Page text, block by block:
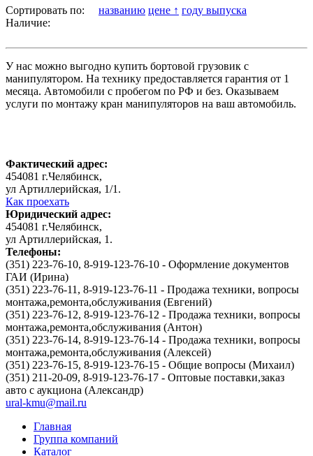
Сортировать по: названию цене ↑ году выпуска
Наличие:
У нас можно выгодно купить бортовой грузовик с
манипулятором. На технику предоставляется гарантия от 1
месяца. Автомобили с пробегом по РФ и без. Оказываем
услуги по монтажу кран манипуляторов на ваш автомобиль.
Фактический адрес:
454081 г.Челябинск,
ул Артиллерийская, 1/1 .
Как проехать
Юридический адрес:
454081 г.Челябинск,
ул Артиллерийская, 1 .
Телефоны:
(351) 223-76-10, 8-919-123-76-10 - Оформление документов
ГАИ (Ирина)
(351) 223-76-11, 8-919-123-76-11 - Продажа техники, вопросы
монтажа,ремонта,обслуживания (Евгений)
(351) 223-76-12, 8-919-123-76-12 - Продажа техники, вопросы
монтажа,ремонта,обслуживания (Антон)
(351) 223-76-14, 8-919-123-76-14 - Продажа техники, вопросы
монтажа,ремонта,обслуживания (Алексей)
(351) 223-76-15, 8-919-123-76-15 - Общие вопросы (Михаил)
(351) 211-20-09, 8-919-123-76-17 - Оптовые поставки,заказ
авто с аукциона (Александр)
ural-kmu@mail.ru
Главная
Группа компаний
Каталог